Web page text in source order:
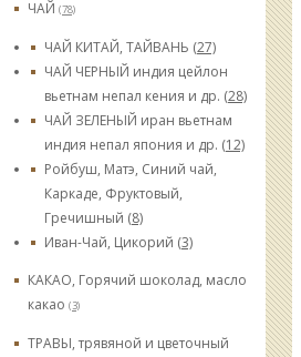
ЧАЙ (78)
ЧАЙ КИТАЙ, ТАЙВАНЬ (27)
ЧАЙ ЧЕРНЫЙ индия цейлон
вьетнам непал кения и др. (28)
ЧАЙ ЗЕЛЕНЫЙ иран вьетнам
индия непал япония и др. (12)
Ройбуш, Матэ, Синий чай,
Каркаде, Фруктовый,
Гречишный (8)
Иван-Чай, Цикорий (3)
КАКАО, Горячий шоколад, масло
какао (3)
ТРАВЫ, трявяной и цветочный